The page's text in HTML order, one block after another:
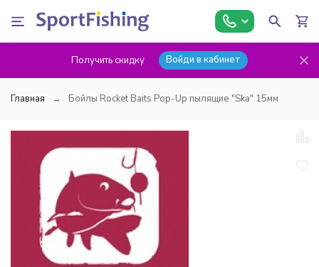
Получить скидку Войди в кабинет
Главная Бойлы Rocket Baits Pop-Up пылящие "Ska" 15мм